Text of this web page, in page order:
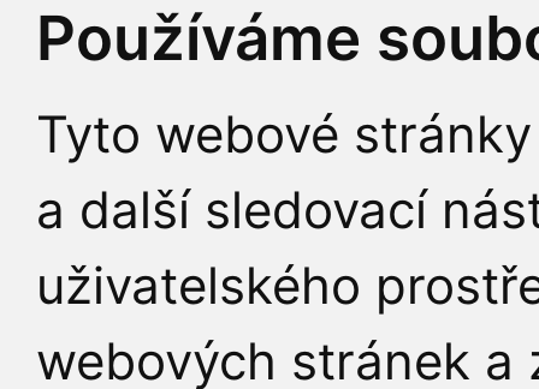
Používáme
Tyto webové
a další sledovací
uživatelského
webových stránek a